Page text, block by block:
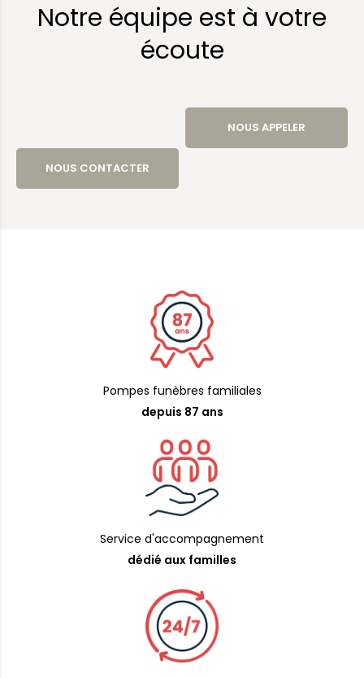
Notre équipe est à votre
écoute
NOUS APPELER
NOUS CONTACTER
Pompes funèbres familiales
depuis 87 ans
Service d'accompagnement
dédié aux familles